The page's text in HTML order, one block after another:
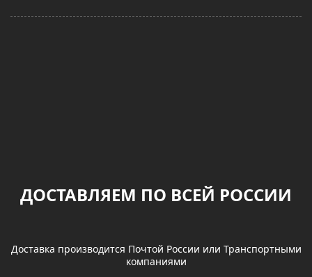
ДОСТАВЛЯЕМ ПО ВСЕЙ РОССИИ
Доставка производится Почтой России или Транспортными
компаниями